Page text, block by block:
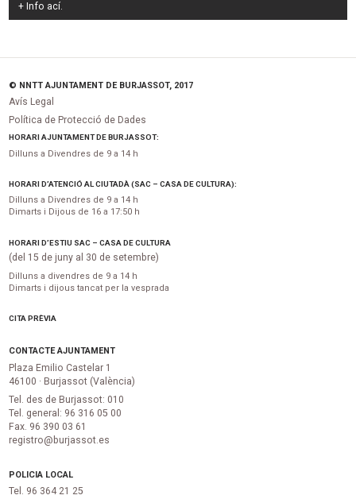
+ Info ací.
© NNTT AJUNTAMENT DE BURJASSOT, 2017
Avís Legal
Política de Protecció de Dades
HORARI AJUNTAMENT DE BURJASSOT:
Dilluns a Divendres de 9 a 14 h
HORARI D’ATENCIÓ AL CIUTADÀ (SAC – CASA DE CULTURA):
Dilluns a Divendres de 9 a 14 h
Dimarts i Dijous de 16 a 17:50 h
HORARI D’ESTIU SAC – CASA DE CULTURA
(del 15 de juny al 30 de setembre)
Dilluns a divendres de 9 a 14 h
Dimarts i dijous tancat per la vesprada
CITA PRÈVIA
CONTACTE AJUNTAMENT
Plaza Emilio Castelar 1
46100 · Burjassot (València)
Tel. des de Burjassot: 010
Tel. general: 96 316 05 00
Fax. 96 390 03 61
registro@burjassot.es
POLICIA LOCAL
Tel. 96 364 21 25